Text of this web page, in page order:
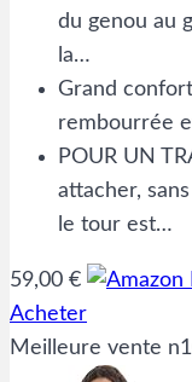
du genou au
la…
Grand
rembourrée
POUR UN
attacher,
le tour est…
59,00 €
Acheter
Meilleure vente